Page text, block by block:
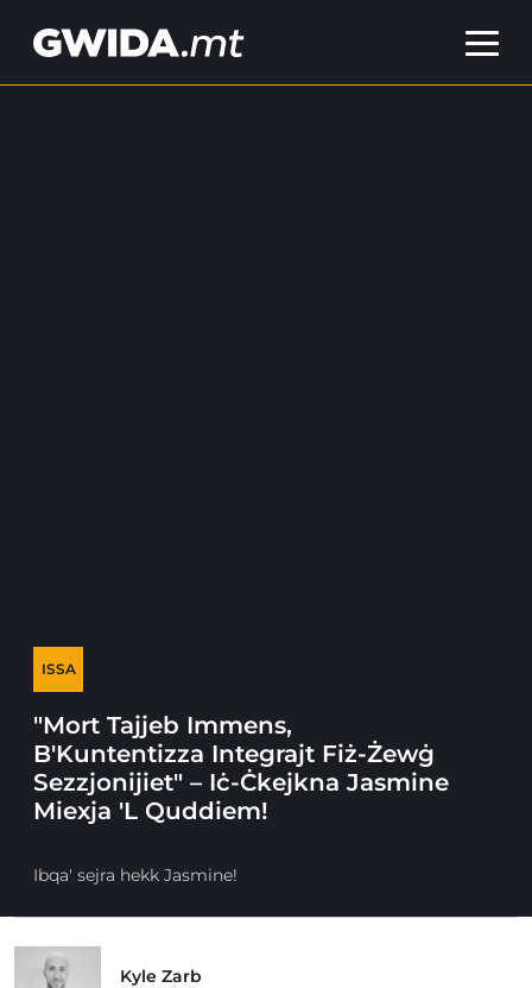
ISSA
"Mort Tajjeb Immens,
B'Kuntentizza Integrajt Fiż-Żewġ
Sezzjonijiet" – Iċ-Ċkejkna Jasmine
Miexja 'L Quddiem!
Ibqa' sejra hekk Jasmine!
Kyle Zarb